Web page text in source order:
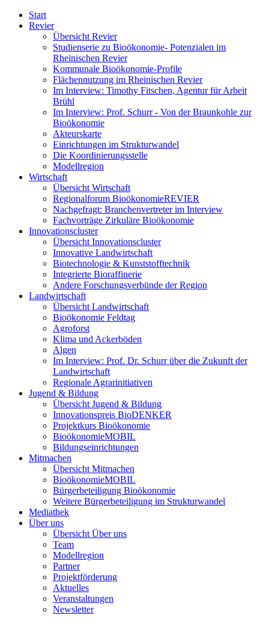
Start
Revier
Übersicht Revier
Studienserie zu Bioökonomie- Potenzialen im
Rheinischen Revier
Kommunale Bioökonomie-Profile
Flächennutzung im Rheinischen Revier
Im Interview: Timothy Fitschen, Agentur für Arbeit
Brühl
Im Interview: Prof. Schurr - Von der Braunkohle zur
Bioökonomie
Akteurskarte
Einrichtungen im Strukturwandel
Die Koordinierungsstelle
Modellregion
Wirtschaft
Übersicht Wirtschaft
Regionalforum BioökonomieREVIER
Nachgefragt: Branchenvertreter im Interview
Fachvorträge Zirkuläre Bioökonomie
Innovationscluster
Übersicht Innovationscluster
Innovative Landwirtschaft
Biotechnologie & Kunststofftechnik
Integrierte Bioraffinerie
Andere Forschungsverbünde der Region
Landwirtschaft
Übersicht Landwirtschaft
Bioökonomie Feldtag
Agroforst
Klima und Ackerböden
Algen
Im Interview: Prof. Dr. Schurr über die Zukunft der
Landwirtschaft
Regionale Agrarinitiativen
Jugend & Bildung
Übersicht Jugend & Bildung
Innovationspreis BioDENKER
Projektkurs Bioökonomie
BioökonomieMOBIL
Bildungseinrichtungen
Mitmachen
Übersicht Mitmachen
BioökonomieMOBIL
Bürgerbeteiligung Bioökonomie
Weitere Bürgerbeteiligung im Strukturwandel
Mediathek
Über uns
Übersicht Über uns
Team
Modellregion
Partner
Projektförderung
Aktuelles
Veranstaltungen
Newsletter